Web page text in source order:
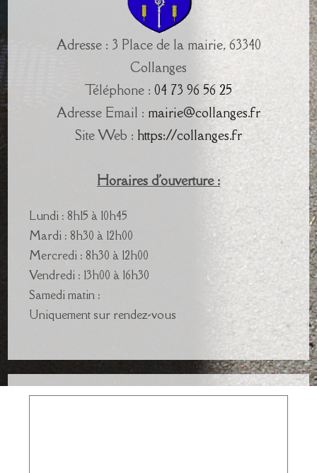
Adresse : 3 Place de la mairie, 63340
Collanges
Téléphone : 04 73 96 56 25
Adresse Email : mairie@collanges.fr
Site Web : https://collanges.fr
Horaires d'ouverture :
Lundi : 8h15 à 10h45
Mardi : 8h30 à 12h00
Mercredi : 8h30 à 12h00
Vendredi : 13h00 à 16h30
Samedi matin :
Uniquement sur rendez-vous